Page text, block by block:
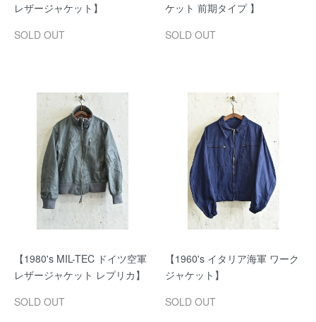
レザージャケット】
SOLD OUT
ケット 前期タイプ 】
SOLD OUT
【1980's MIL-TEC ドイツ空軍
レザージャケット レプリカ】
SOLD OUT
【1960's イタリア海軍 ワーク
ジャケット】
SOLD OUT